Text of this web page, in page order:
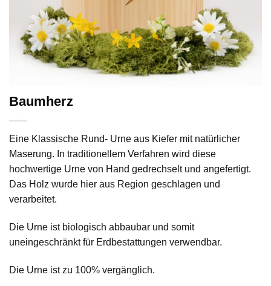
Baumherz
Eine Klassische Rund- Urne aus Kiefer mit natürlicher
Maserung. In traditionellem Verfahren wird diese
hochwertige Urne von Hand gedrechselt und angefertigt.
Das Holz wurde hier aus Region geschlagen und
verarbeitet.
Die Urne ist biologisch abbaubar und somit
uneingeschränkt für Erdbestattungen verwendbar.
Die Urne ist zu 100% vergänglich.